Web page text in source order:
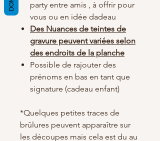
party entre amis , à offrir pour
vous ou en idée dadeau
Des Nuances de teintes de
gravure peuvent variées selon
des endroits de la planche
Possible de rajouter des
prénoms en bas en tant que
signature (cadeau enfant)
*Quelques petites traces de
brûlures peuvent apparaître sur
les découpes mais cela est du au